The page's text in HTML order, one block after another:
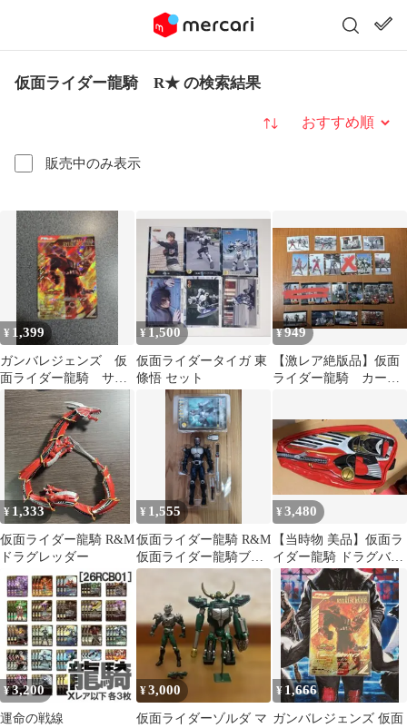
仮面ライダー龍騎 R★ の検索結果
販売中のみ表示
並び替え
¥ 1,399
ガンバレジェンズ 仮
面ライダー龍騎 サバ
イブ
¥1,500
仮面ライダータイガ 東
條悟 セット
¥949
【激レア絶版品】仮面
ライダー龍騎 カー
¥ 1,333
仮面ライダー龍騎 R&M
ドラグレッダー
¥ 1,555
仮面ライダー龍騎 R&M
仮面ライダー龍騎ブラ
ンクフォーム
¥3,480
【当時物 美品】仮面ラ
イダー龍騎 ドラグバイ
ザーツバイ ショルダー
バック
¥3,200
運命の戦線
¥3,000
仮面ライダーゾルダ マ
¥ 1,666
ガンバレジェンズ 仮面